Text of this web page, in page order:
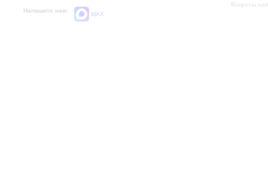
Напишите нам:
MAX
Вопросы